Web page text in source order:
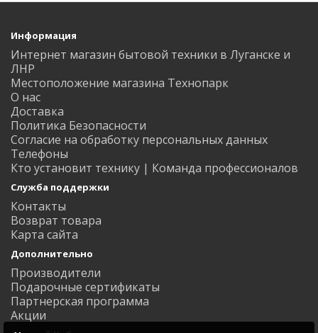
Информация
Интернет магазин бытовой техники в Луганске и
ЛНР
Местоположение магазина Технопарк
О нас
Доставка
Политика Безопасности
Согласие на обработку персональных данных
Телефоны
Кто установит технику | Команда профессионалов
Служба поддержки
Контакты
Возврат товара
Карта сайта
Дополнительно
Производители
Подарочные сертификаты
Партнерская программа
Акции